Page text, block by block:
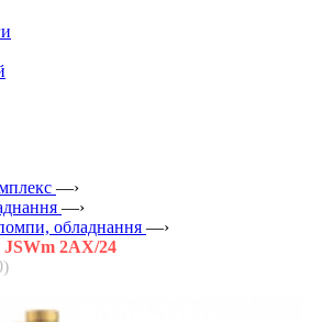
—›
—›
обладнання —›
JSWm 2AХ/24